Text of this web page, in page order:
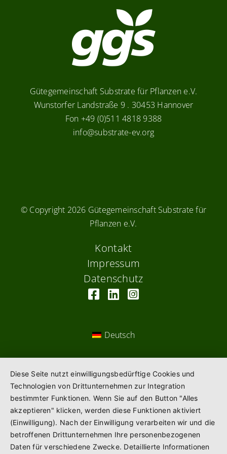
Gütegemeinschaft Substrate für Pflanzen e.V.
Wunstorfer Landstraße 9 . 30453 Hannover
Fon +49 (0)511 4818 9388
info@substrate-ev.org
© Copyright 2026 Gütegemeinschaft Substrate für
Pflanzen e.V.
Kontakt
Impressum
Datenschutz
Deutsch
Diese Seite nutzt einwilligungsbedürftige Cookies und
Technologien von Drittunternehmen zur Integration
bestimmter Funktionen. Wenn Sie auf den Button "Alles
akzeptieren" klicken, werden diese Funktionen aktiviert
(Einwilligung). Nach der Einwilligung verarbeiten wir und die
betroffenen Drittunternehmen Ihre personenbezogenen
Daten für verschiedene Zwecke. Detaillierte Informationen